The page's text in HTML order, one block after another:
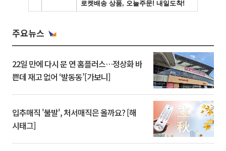
주요뉴스
22일 만에 다시 문 연 홈플러스…정상화 바
쁜데 재고 없어 ‘발동동’[가보니]
입추매직 '불발', 처서매직은 올까요? [해
시태그]